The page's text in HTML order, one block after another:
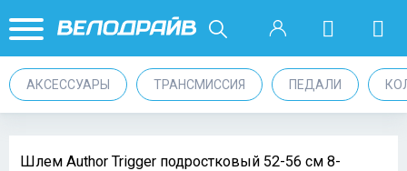
АКСЕССУАРЫ ТРАНСМИССИЯ ПЕДАЛИ
Шлем Author Trigger подростковый 52-56 см 8-